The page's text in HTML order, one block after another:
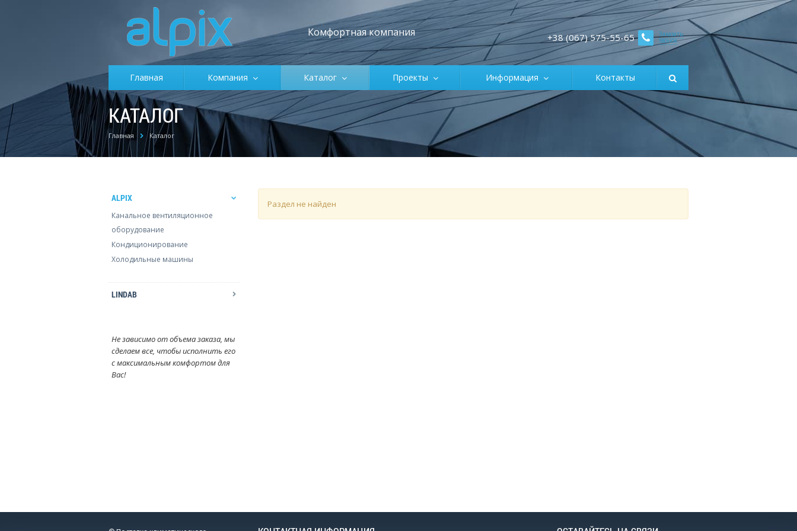
Комфортная компания Заказать
звонок
+38 (067) 575-55-65
Главная Компания Каталог Проекты Информация Контакты
КАТАЛОГ
Главная Каталог
ALPIX
Канальное вентиляционное
оборудование
Кондиционирование
Холодильные машины
LINDAB
Не зависимо от объема заказа, мы
сделаем все, чтобы исполнить его
с максимальным комфортом для
Вас!
Раздел не найден